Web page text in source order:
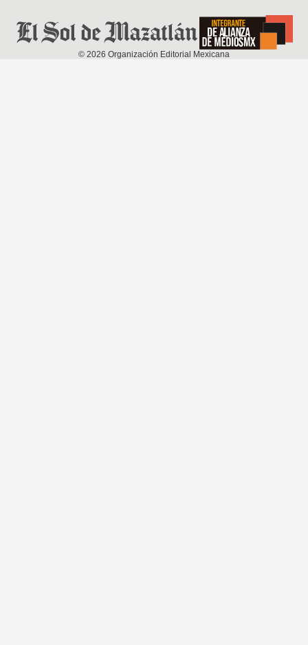
© 2026 Organización Editorial Mexicana